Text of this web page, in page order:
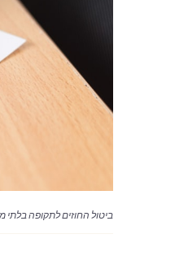
ביטול החוזים לתקופה בלתי